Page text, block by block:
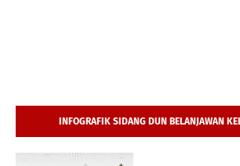
INFOGRAFIK SIDANG DUN BELANJAWAN